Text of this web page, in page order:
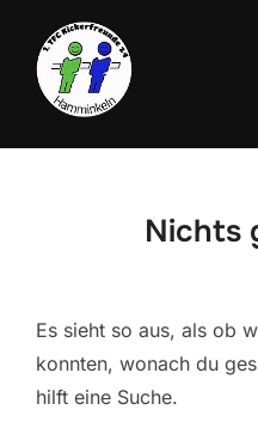
Inhalt
springen
Nichts
Es sieht so aus, als ob
konnten, wonach du
hilft eine Suche.